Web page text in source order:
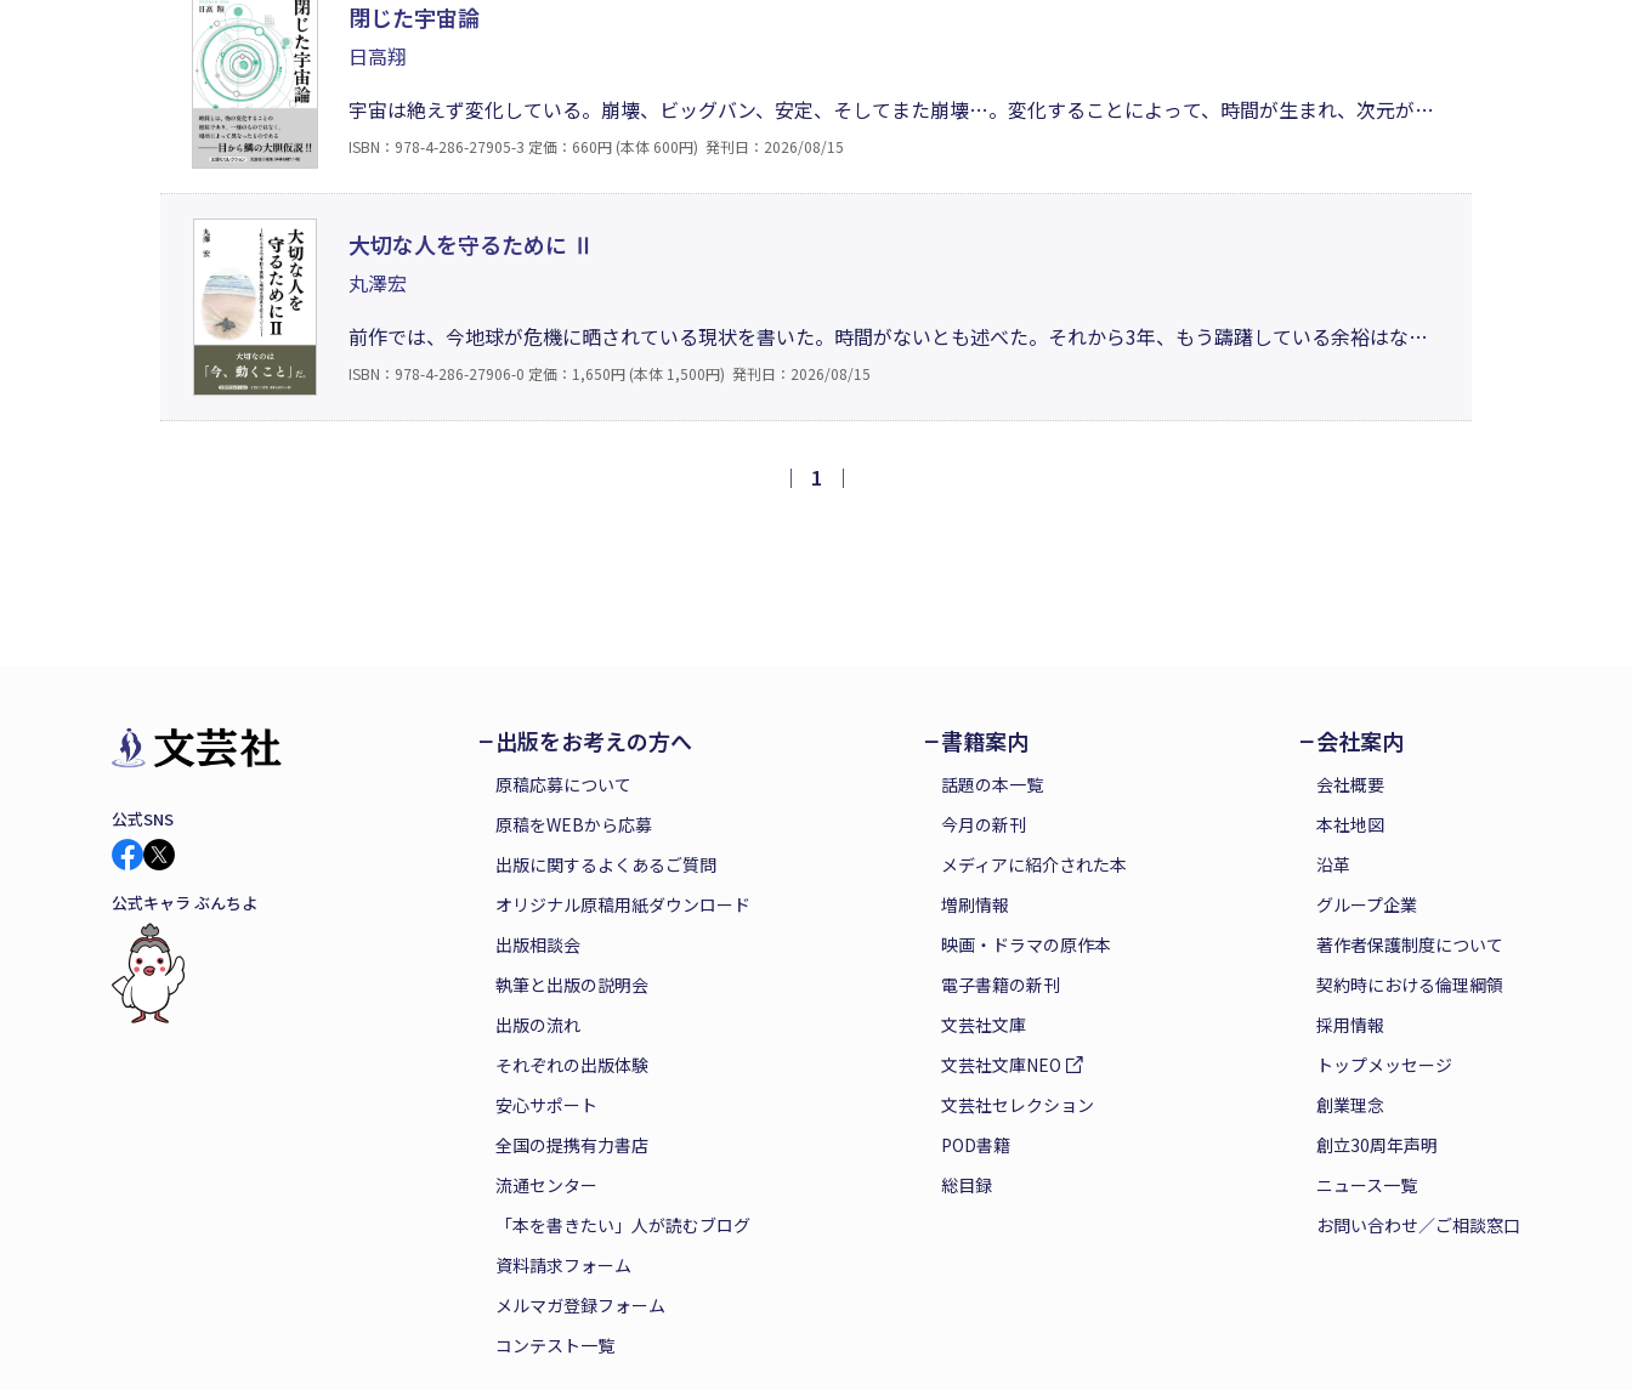
閉じた宇宙論
日高翔
宇宙は絶えず変化している。崩壊、ビッグバン、安定、そしてまた崩壊…。変化することによって、時間が生まれ、次元が生
まれ、生命が生まれる。その営みは果たして永遠なのか？ 誰かの意志によってなされているのか──？ 物理学的宇宙論では
ISBN：978-4-286-27905-3 定価：660円 (本体 600円) 発刊日：2026/08/15
大切な人を守るために Ⅱ
丸澤宏
前作では、今地球が危機に晒されている現状を書いた。時間がないとも述べた。それから3年、もう躊躇している余裕はな
い。大切なのは「今、動くこと」だ。今作ではもう一歩踏み込んで、課題に向け、どのように取り組むべきか、特にすべての
ISBN：978-4-286-27906-0 定価：1,650円 (本体 1,500円) 発刊日：2026/08/15
｜ 1 ｜
公式SNS
公式キャラ ぶんちよ
出版をお考えの方へ
原稿応募について
原稿をWEBから応募
出版に関するよくあるご質問
オリジナル原稿用紙ダウンロード
出版相談会
執筆と出版の説明会
出版の流れ
それぞれの出版体験
安心サポート
全国の提携有力書店
流通センター
「本を書きたい」人が読むブログ
資料請求フォーム
メルマガ登録フォーム
コンテスト一覧
書籍案内
話題の本一覧
今月の新刊
メディアに紹介された本
増刷情報
映画・ドラマの原作本
電子書籍の新刊
文芸社文庫
文芸社文庫NEO
文芸社セレクション
POD書籍
総目録
会社案内
会社概要
本社地図
沿革
グループ企業
著作者保護制度について
契約時における倫理綱領
採用情報
トップメッセージ
創業理念
創立30周年声明
ニュース一覧
お問い合わせ／ご相談窓口